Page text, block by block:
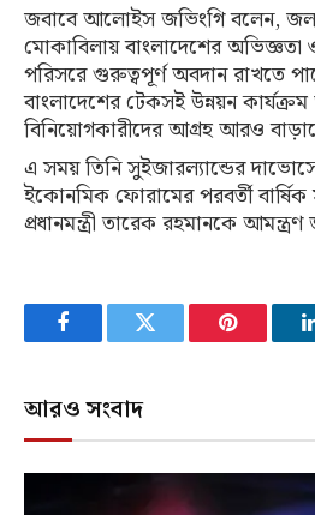
জবাবে আলোইস জভিংগি বলেন,
মোকাবিলায় বাংলাদেশের
পরিসরে গুরুত্বপূর্ণ অবদান রাখতে
বাংলাদেশের টেকসই উন্নয়ন
বিনিয়োগকারীদের আগ্রহ আরও
এ সময় তিনি সুইজারল্যান্ডের
ইকোনমিক ফোরামের পরবর্তী
প্রধানমন্ত্রী তারেক রহমানকে আমন্ত্রণ
FacebookTwitter Pinterest
আরও সংবাদ